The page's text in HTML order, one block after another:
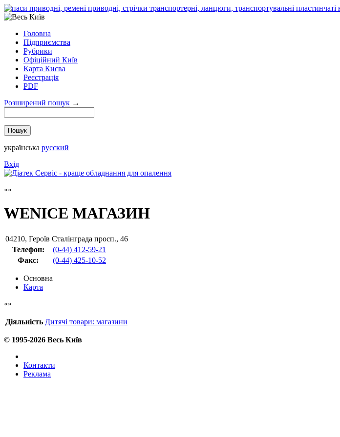
Головна
Підприємства
Рубрики
Офіційний Київ
Карта Києва
Реєстрація
PDF
Розширений пошук →
українська русский
Вхід
WENICE МАГАЗИН
04210, Героїв Сталінграда просп., 46
Телефон:
(0-44) 412-59-21
Факс: (0-44) 425-10-52
Основна
Карта
Діяльність Дитячі товари: магазини
© 1995-2026 Весь Київ
Контакти
Реклама